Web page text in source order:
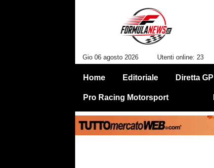
Gio 06 agosto 2026 Utenti online: 23
Home Editoriale Diretta GP
Pro Racing Motorsport